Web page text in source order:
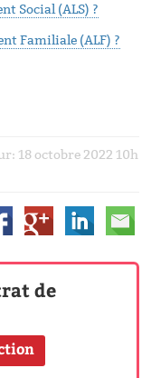
Social (ALS) ?
Familiale (ALF) ?
18 octobre 2022 10h
de